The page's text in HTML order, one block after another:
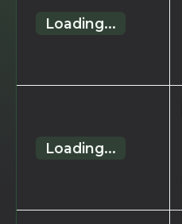
Loading...
Loading...